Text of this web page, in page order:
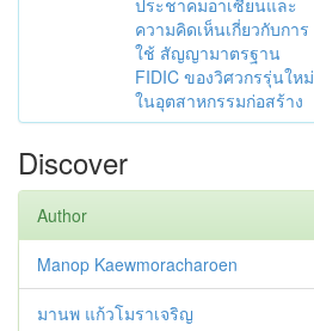
ประชาคมอาเซียนและ
ความคิดเห็นเกี่ยวกับการ
ใช้ สัญญามาตรฐาน
FIDIC ของวิศวกรรุ่นใหม่
ในอุตสาหกรรมก่อสร้าง
Discover
Author
Manop Kaewmoracharoen
มานพ แก้วโมราเจริญ